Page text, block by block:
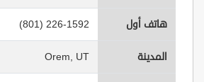
هاتف أول (801) 226-1592
المدينة Orem, UT